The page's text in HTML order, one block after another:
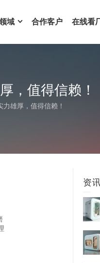
域 合作客户 在线看
，值得信赖！
雄厚，值得信赖！
资